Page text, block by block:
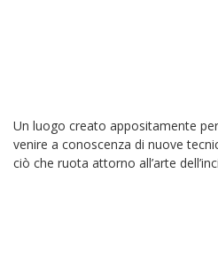
Un luogo creato appositamente
venire a conoscenza di nuove
ciò che ruota attorno all’arte